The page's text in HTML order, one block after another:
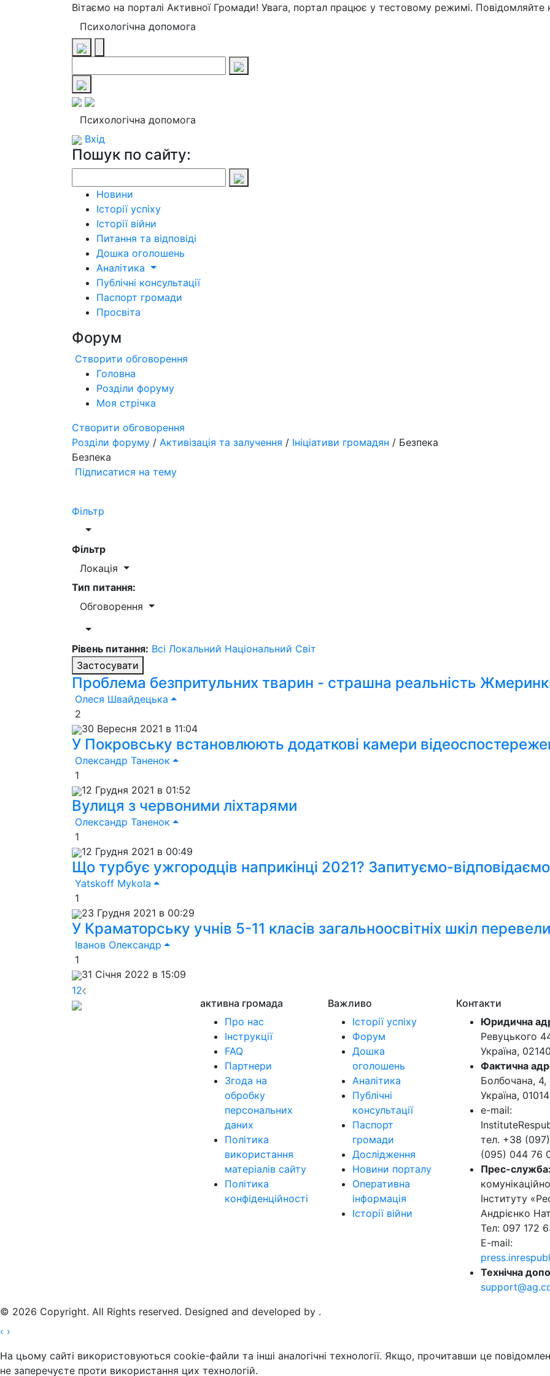
Вітаємо на порталі Активної Громади! Увага, портал працює у тестовому режимі. Повідомляйте
Психологічна допомога
Психологічна допомога
Вхід
Пошук по сайту:
Новини
Історії успіху
Історії війни
Питання та відповіді
Дошка оголошень
Аналітика
Публічні консультації
Паспорт громади
Просвіта
Форум
Створити обговорення
Головна
Розділи форуму
Моя стрічка
Створити обговорення
Розділи форуму / Активізація та залучення / Ініціативи громадян / Безпека
Безпека
Підписатися на тему
Фільтр
Фільтр
Локація
Тип питання:
Обговорення
Рівень питання: Всі Локальний Національний Світ
Застосувати
Проблема безпритульних тварин - страшна реальність
Олеся Швайдецька
2
30 Вересня 2021 в 11:04
У Покровську встановлюють додаткові камери
Олександр Таненок
1
12 Грудня 2021 в 01:52
Вулиця з червоними ліхтарями
Олександр Таненок
1
12 Грудня 2021 в 00:49
Що турбує ужгородців наприкінці 2021? Запитуємо-
Yatskoff Mykola
1
23 Грудня 2021 в 00:29
У Краматорську учнів 5-11 класів загальноосвітніх шкіл
Іванов Олександр
1
31 Січня 2022 в 15:09
12
активна громада
Про нас
Інструкції
FAQ
Партнери
Згода на
обробку
персональних
даних
Політика
використання
матеріалів сайту
Політика
конфіденційності
Важливо
Історії успіху
Форум
Дошка
оголошень
Аналітика
Публічні
консультації
Паспорт
громади
Дослідження
Новини порталу
Оперативна
інформація
Історії війни
Контакти
Юридична
Ревуцького
Україна, 02140
Фактична
Болбочана, 4,
Україна, 01014
e-mail:
тел. +38
(095) 044 76
Прес-служба:
Інституту
Андрієнко
Тел: 097 172
E-mail:
Технічна
© 2026 Copyright. All Rights reserved. Designed and developed by .
‹ ›
На цьому сайті використовуються cookie-файли та інші аналогічні технології. Якщо, прочитавши це
не заперечуєте проти використання цих технологій.